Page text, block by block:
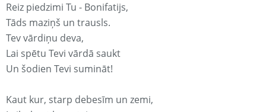
Reiz piedzimi Tu - Bonifatijs,
Tāds maziņš un trausls.
Tev vārdiņu deva,
Lai spētu Tevi vārdā saukt
Un šodien Tevi sumināt!
Kaut kur, starp debesīm un zemi,